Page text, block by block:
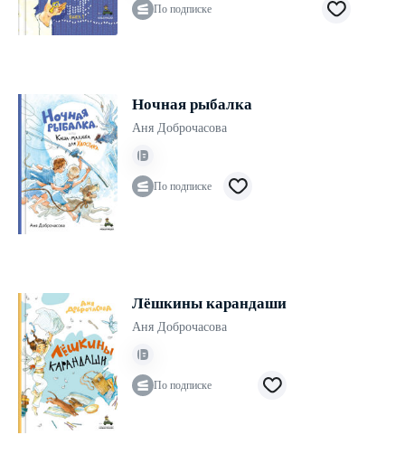
По подписке
Ночная рыбалка
Аня Доброчасова
По подписке
Лёшкины карандаши
Аня Доброчасова
По подписке